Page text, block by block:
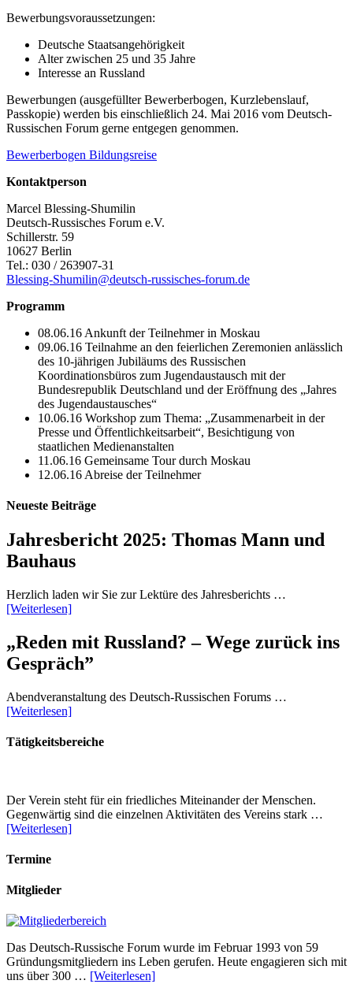
Bewerbungsvoraussetzungen:
Deutsche Staatsangehörigkeit
Alter zwischen 25 und 35 Jahre
Interesse an Russland
Bewerbungen (ausgefüllter Bewerberbogen, Kurzlebenslauf,
Passkopie) werden bis einschließlich 24. Mai 2016 vom Deutsch-
Russischen Forum gerne entgegen genommen.
Bewerberbogen Bildungsreise
Kontaktperson
Marcel Blessing-Shumilin
Deutsch-Russisches Forum e.V.
Schillerstr. 59
10627 Berlin
Tel.: 030 / 263907-31
Blessing-Shumilin@deutsch-russisches-forum.de
Programm
08.06.16 Ankunft der Teilnehmer in Moskau
09.06.16 Teilnahme an den feierlichen Zeremonien anlässlich
des 10-jährigen Jubiläums des Russischen
Koordinationsbüros zum Jugendaustausch mit der
Bundesrepublik Deutschland und der Eröffnung des „Jahres
des Jugendaustausches“
10.06.16 Workshop zum Thema: „Zusammenarbeit in der
Presse und Öffentlichkeitsarbeit“, Besichtigung von
staatlichen Medienanstalten
11.06.16 Gemeinsame Tour durch Moskau
12.06.16 Abreise der Teilnehmer
Neueste Beiträge
Jahresbericht 2025: Thomas Mann und
Bauhaus
Herzlich laden wir Sie zur Lektüre des Jahresberichts …
[Weiterlesen]
„Reden mit Russland? – Wege zurück ins
Gespräch”
Abendveranstaltung des Deutsch-Russischen Forums …
[Weiterlesen]
Tätigkeitsbereiche
Der Verein steht für ein friedliches Miteinander der Menschen.
Gegenwärtig sind die einzelnen Aktivitäten des Vereins stark …
[Weiterlesen]
Termine
Mitglieder
Das Deutsch-Russische Forum wurde im Februar 1993 von 59
Gründungsmitgliedern ins Leben gerufen. Heute engagieren sich mit
uns über 300 … [Weiterlesen]